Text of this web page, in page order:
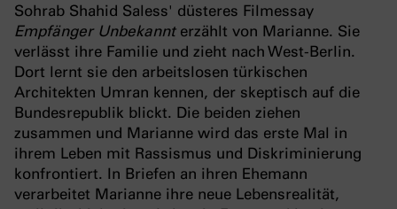
Sohrab Shahid Saless' düsteres Filmessay
Empfänger Unbekannterzählt von Marianne. Sie
verlässt ihre Familie und zieht nach West-Berlin.
Dort lernt sie den arbeitslosen türkischen
Architekten Umran kennen, der skeptisch auf die
Bundesrepublik blickt. Die beiden ziehen
zusammen und Marianne wird das erste Mal in
ihrem Leben mit Rassismus und Diskriminierung
konfrontiert. In Briefen an ihren Ehemann
verarbeitet Marianne ihre neue Lebensrealität,